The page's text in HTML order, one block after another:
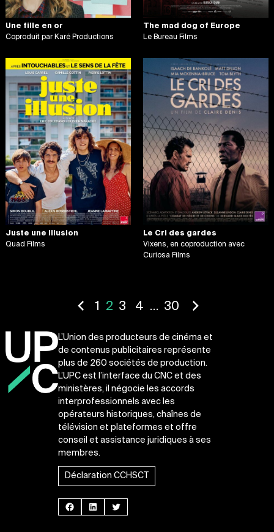
Une fille en or
Coproduit par Karé Productions
The mad dog of Europe
Le Bureau Films
Juste une illusion
Quad Films
Le Cri des gardes
Vixens, en coproduction avec
Curiosa Films
publications
1 2 3 4 … 30
L’Union des producteurs de cinéma et
de contenus publicitaires représente
plus de 260 sociétés de production.
L’UPC est l’interface du CNC et des
ministères, il négocie les accords
interprofessionnels avec les
opérateurs historiques, chaînes de
télévision et plateformes et offre
conseil et assistance juridiques à ses
membres.
Déclaration CCHSCT
Facebook
LinkedInTwitter